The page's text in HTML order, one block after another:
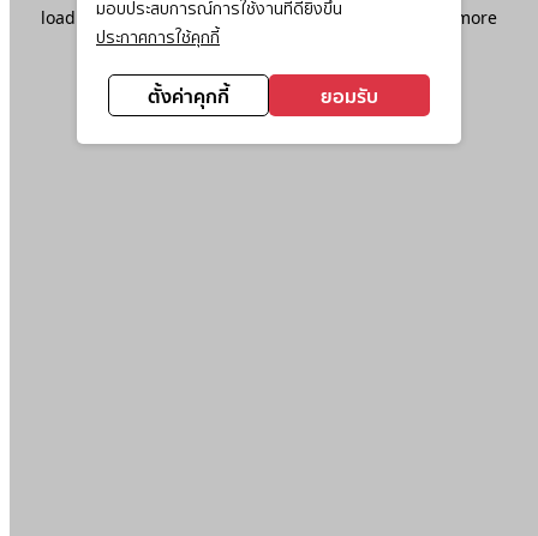
มอบประสบการณ์การใช้งานที่ดียิ่งขึ้น
ประกาศการใช้คุกกี้
ตั้งค่าคุกกี้ ยอมรับ
loadingwww.ktc.co.th(see the browser console
for more
information).